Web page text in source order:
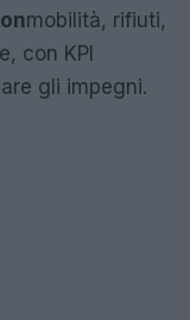
mobilità, rifiuti,
con KPI
gli impegni.